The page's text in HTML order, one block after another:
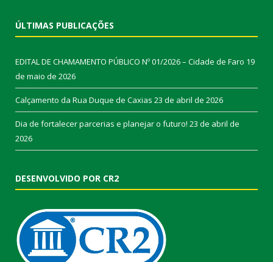
ÚLTIMAS PUBLICAÇÕES
EDITAL DE CHAMAMENTO PÚBLICO Nº 01/2026 – Cidade de Faro 19
de maio de 2026
Calçamento da Rua Duque de Caxias 23 de abril de 2026
Dia de fortalecer parcerias e planejar o futuro! 23 de abril de
2026
DESENVOLVIDO POR CR2